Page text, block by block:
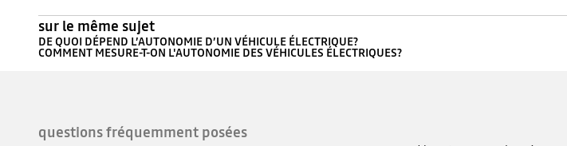
sur le même sujet
DE QUOI DÉPEND L’AUTONOMIE D’UN VÉHICULE ÉLECTRIQUE?
COMMENT MESURE-T-ON L'AUTONOMIE DES VÉHICULES ÉLECTRIQUES?
questions fréquemment posées